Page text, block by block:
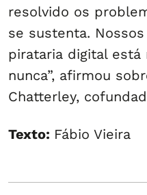
resolvido os
se sustenta.
pirataria digital
nunca”, afirmou
Chatterley,
Texto: Fábio Vieira